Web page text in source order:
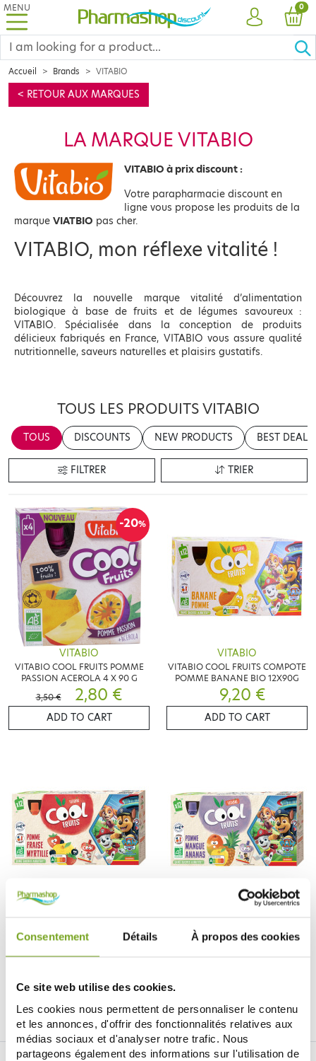
Consentement Détails À propos des cookies
Ce site web utilise des cookies.
Les cookies nous permettent de personnaliser le contenu
et les annonces, d'offrir des fonctionnalités relatives aux
médias sociaux et d'analyser notre trafic. Nous
partageons également des informations sur l'utilisation de
MENU
ACCOUNT
0
Accueil Brands VITABIO
< RETOUR AUX MARQUES
LA MARQUE VITABIO
VITABIO à prix discount :
Votre parapharmacie discount en
ligne vous propose les produits de la
marque VIATBIO pas cher.
VITABIO, mon réflexe vitalité !
Découvrez la nouvelle marque vitalité d’alimentation
biologique à base de fruits et de légumes savoureux :
VITABIO. Spécialisée dans la conception de produits
délicieux fabriqués en France, VITABIO vous assure qualité
nutritionnelle, saveurs naturelles et plaisirs gustatifs.
TOUS LES PRODUITS VITABIO
TOUS DISCOUNTS NEW PRODUCTS BEST DEALS
FILTRER TRIER
-20%
VITABIO
VITABIO COOL FRUITS POMME
PASSION ACEROLA 4 X 90 G
3,50 €
2,80 €
ADD TO CART
VITABIO
VITABIO COOL FRUITS COMPOTE
POMME BANANE BIO 12X90G
9,20 €
ADD TO CART
POMME FRAISE MYRTILLE
12X90G
9,50 €
VITABIO
POMME MANGUE ANANAS
12X90G
9,20 €